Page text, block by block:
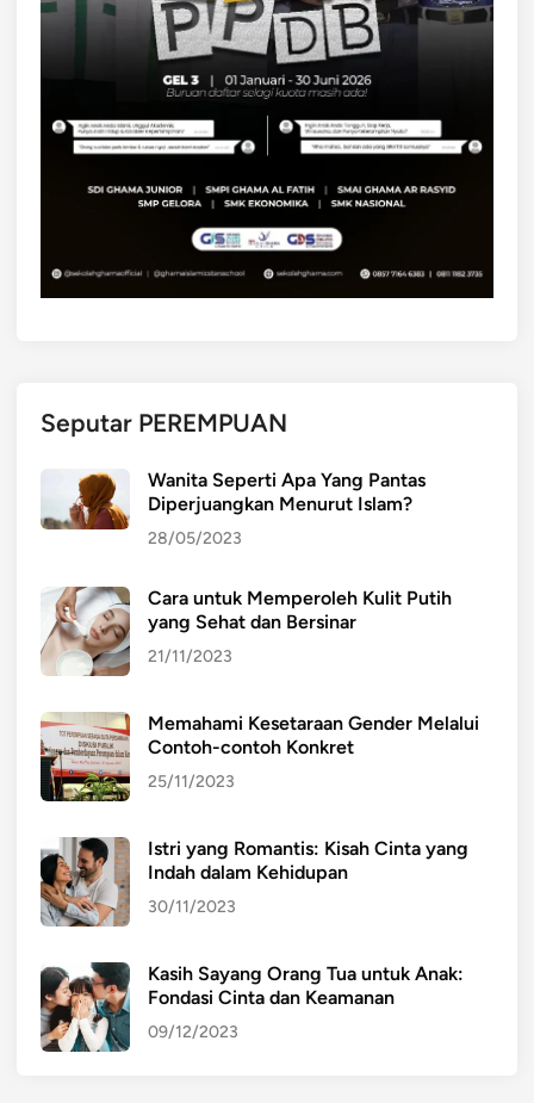
Seputar PEREMPUAN
Wanita Seperti Apa Yang Pantas
Diperjuangkan Menurut Islam?
28/05/2023
Cara untuk Memperoleh Kulit Putih
yang Sehat dan Bersinar
21/11/2023
Memahami Kesetaraan Gender Melalui
Contoh-contoh Konkret
25/11/2023
Istri yang Romantis: Kisah Cinta yang
Indah dalam Kehidupan
30/11/2023
Kasih Sayang Orang Tua untuk Anak:
Fondasi Cinta dan Keamanan
09/12/2023